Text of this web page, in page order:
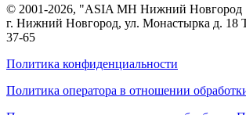
© 2001-2026, "ASIA MH Нижний Новгород
г. Нижний Новгород, ул. Монастырка д. 18
37-65
Политика конфиденциальности
Политика оператора в отношении